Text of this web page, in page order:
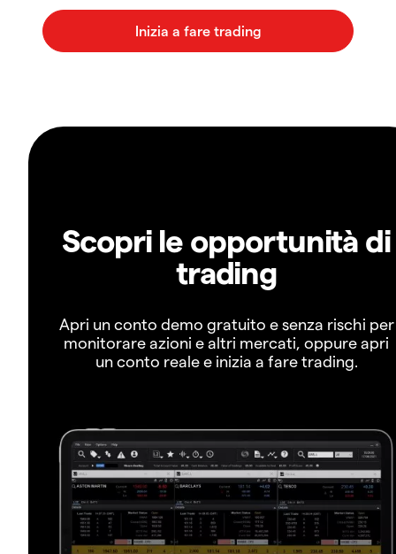
Scopri le opportunità di
trading
Apri un conto demo gratuito e senza rischi per
monitorare azioni e altri mercati, oppure apri
un conto reale e inizia a fare trading.